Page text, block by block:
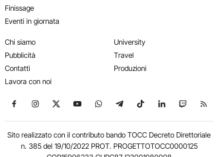
Finissage
Eventi in giornata
Chi siamo
Pubblicità
Contatti
Lavora con noi
University
Travel
Produzioni
Seguici su Facebook
Seguici su Instagram
Seguici su X
Seguici su YouTube
Seguici su WhatsApp
Seguici su Telegram
Seguici su TikTok
Seguici su
Seguici
Sito realizzato con il contributo bando TOCC Decreto Direttoriale
n. 385 del 19/10/2022 PROT. PROGETTOTOCC0000125